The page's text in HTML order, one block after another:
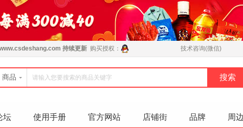
持续更新 购买授权： 技术咨询(微信)
商品
坛 使用手册 官方网站 店铺街 品牌 周边